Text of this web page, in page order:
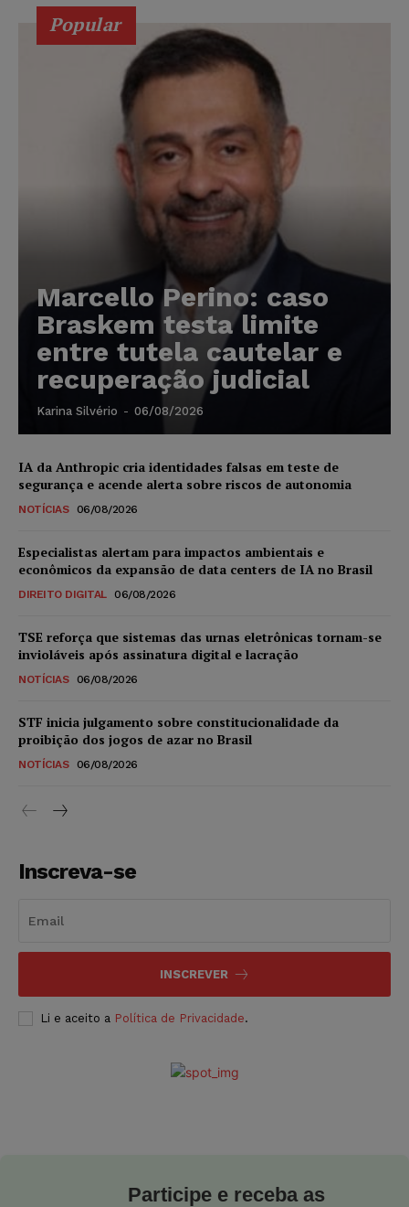
Popular
Marcello Perino: caso
Braskem testa limite
entre tutela cautelar e
recuperação judicial
Karina Silvério - 06/08/2026
IA da Anthropic cria identidades falsas em teste de
segurança e acende alerta sobre riscos de autonomia
NOTÍCIAS 06/08/2026
Especialistas alertam para impactos ambientais e
econômicos da expansão de data centers de IA no Brasil
DIREITO DIGITAL 06/08/2026
TSE reforça que sistemas das urnas eletrônicas tornam-se
invioláveis após assinatura digital e lacração
NOTÍCIAS 06/08/2026
STF inicia julgamento sobre constitucionalidade da
proibição dos jogos de azar no Brasil
NOTÍCIAS 06/08/2026
Inscreva-se
INSCREVER
Li e aceito a Política de Privacidade.
Participe e receba as